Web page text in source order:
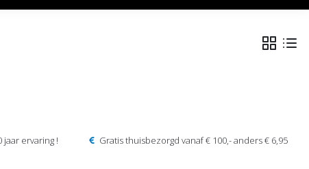
jaar ervaring ! Gratis thuisbezorgd vanaf € 100,- anders € 6,95